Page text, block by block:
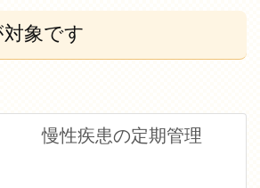
象です
慢性疾患の定期管理